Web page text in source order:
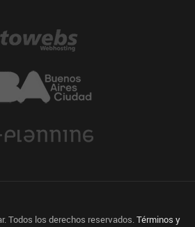
Todos los derechos reservados.Términos y